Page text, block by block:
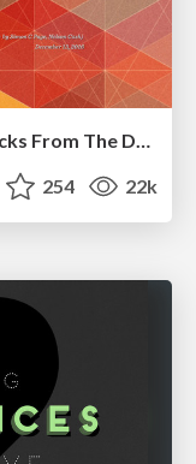
Responsive Adventures: Dirty Tricks From The Dark Corners of Front-End
254 22k